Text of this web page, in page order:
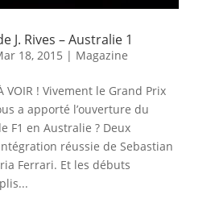
J. Rives – Australie 1
18, 2015 | Magazine
VOIR ! Vivement le Grand Prix
a apporté l’ouverture du
F1 en Australie ? Deux
réussie de Sebastian
Ferrari. Et les débuts